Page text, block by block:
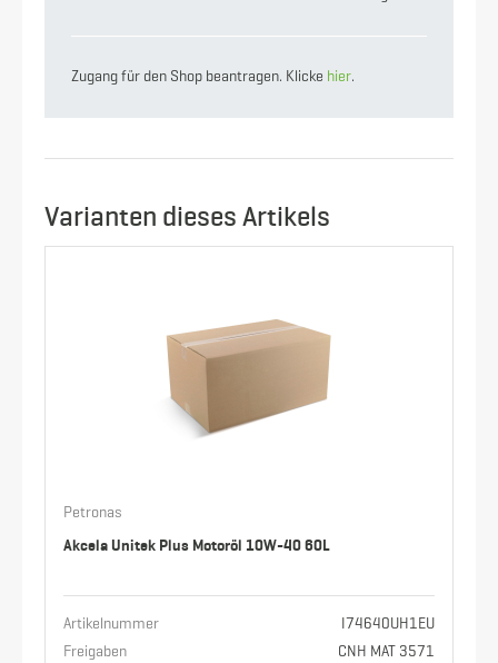
Zugang für den Shop beantragen. Klicke hier.
Varianten dieses Artikels
Petronas
Akcela Unitek Plus Motoröl 10W-40 60L
Artikelnummer
I74640UH1EU
Freigaben
CNH MAT 3571